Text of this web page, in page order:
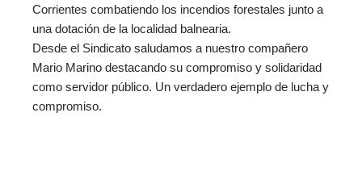
Corrientes combatiendo los incendios forestales junto a
una dotación de la localidad balnearia.
Desde el Sindicato saludamos a nuestro compañero
Mario Marino destacando su compromiso y solidaridad
como servidor público. Un verdadero ejemplo de lucha y
compromiso.